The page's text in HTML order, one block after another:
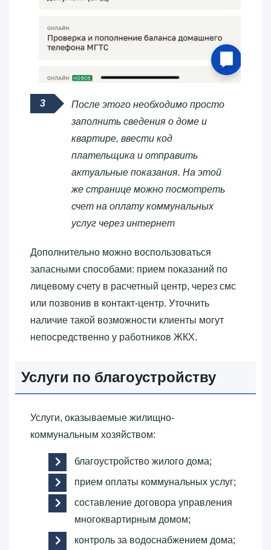
После этого необходимо просто
заполнить сведения о доме и
квартире, ввести код
плательщика и отправить
актуальные показания. На этой
же странице можно посмотреть
счет на оплату коммунальных
услуг через интернет
Дополнительно можно воспользоваться
запасными способами: прием показаний по
лицевому счету в расчетный центр, через смс
или позвонив в контакт-центр. Уточнить
наличие такой возможности клиенты могут
непосредственно у работников ЖКХ.
Услуги по благоустройству
Услуги, оказываемые жилищно-
коммунальным хозяйством:
благоустройство жилого дома;
прием оплаты коммунальных услуг;
составление договора управления
многоквартирным домом;
контроль за водоснабжением дома;